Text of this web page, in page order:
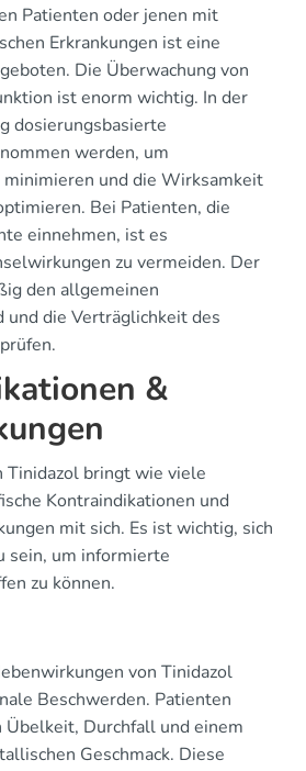
Patienten oder jenen mit
Erkrankungen ist eine
Die Überwachung von
ist enorm wichtig. In der
dosierungsbasierte
werden, um
und die Wirksamkeit
Bei Patienten, die
einnehmen, ist es
zu vermeiden. Der
den allgemeinen
und die Verträglichkeit des
&
Tinidazol bringt wie viele
Kontraindikationen und
mit sich. Es ist wichtig, sich
sein, um informierte
zu können.
von Tinidazol
Beschwerden. Patienten
Übelkeit, Durchfall und einem
Geschmack. Diese